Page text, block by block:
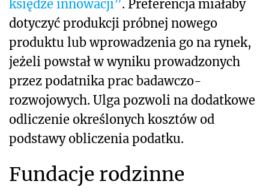
księdze innowacji”. Preferencja miałaby
dotyczyć produkcji próbnej nowego
produktu lub wprowadzenia go na rynek,
jeżeli powstał w wyniku prowadzonych
przez podatnika prac badawczo-
rozwojowych. Ulga pozwoli na dodatkowe
odliczenie określonych kosztów od
podstawy obliczenia podatku.
Fundacje rodzinne